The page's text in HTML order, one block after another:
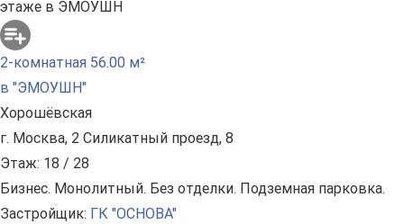
2-комнатная 56.00 м²
в "ЭМОУШН"
Хорошёвская
г. Москва, 2 Силикатный проезд, 8
Этаж: 18 / 28
Бизнес. Монолитный. Без отделки. Подземная парковка.
Застройщик: ГК "ОСНОВА"